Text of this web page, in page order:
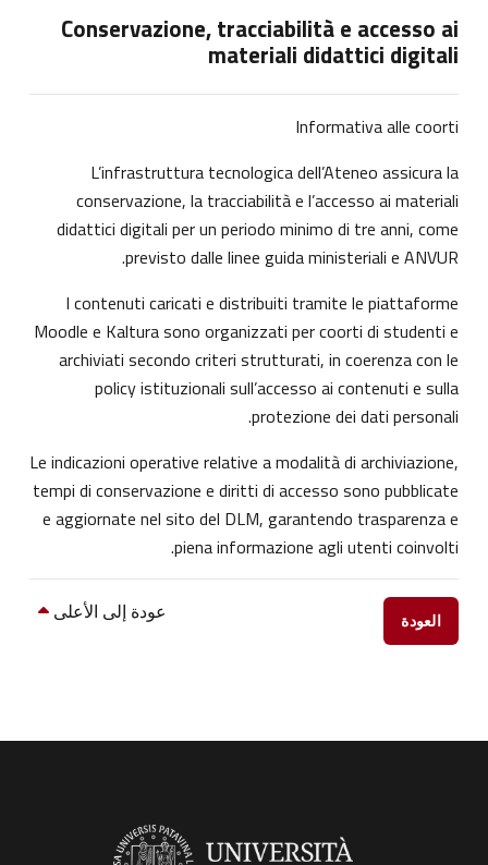
Conservazione, tracciabilità e accesso ai
materiali didattici digitali
Informativa alle coorti
L’infrastruttura tecnologica dell’Ateneo assicura la
conservazione, la tracciabilità e l’accesso ai materiali
didattici digitali per un periodo minimo di tre anni, come
previsto dalle linee guida ministeriali e ANVUR.
I contenuti caricati e distribuiti tramite le piattaforme
Moodle e Kaltura sono organizzati per coorti di studenti e
archiviati secondo criteri strutturati, in coerenza con le
policy istituzionali sull’accesso ai contenuti e sulla
protezione dei dati personali.
Le indicazioni operative relative a modalità di archiviazione,
tempi di conservazione e diritti di accesso sono pubblicate
e aggiornate nel sito del DLM, garantendo trasparenza e
piena informazione agli utenti coinvolti.
العودة عودة إلى الأعلى